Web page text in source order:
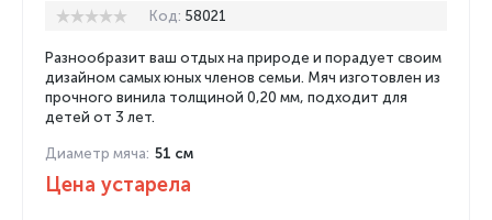
Код: 58021
Разнообразит ваш отдых на природе и порадует своим
дизайном самых юных членов семьи. Мяч изготовлен из
прочного винила толщиной 0,20 мм, подходит для
детей от 3 лет.
Диаметр мяча: 51 см
Цена устарела